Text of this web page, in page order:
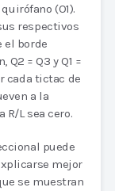
(O1).
respectivos
el borde
= Q3 y Q1 =
cada tictac de
a la
L sea cero.
puede
mejor
se muestran